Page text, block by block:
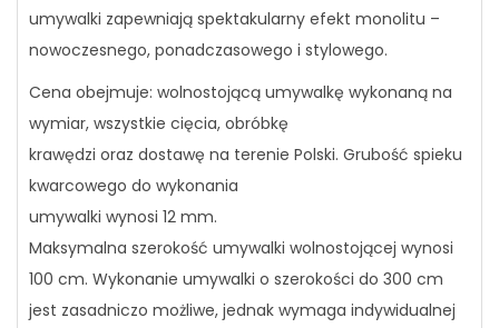
umywalki zapewniają spektakularny efekt monolitu –
nowoczesnego, ponadczasowego i stylowego.
Cena obejmuje: wolnostojącą umywalkę wykonaną na
wymiar, wszystkie cięcia, obróbkę
krawędzi oraz dostawę na terenie Polski. Grubość spieku
kwarcowego do wykonania
umywalki wynosi 12 mm.
Maksymalna szerokość umywalki wolnostojącej wynosi
100 cm. Wykonanie umywalki o szerokości do 300 cm
jest zasadniczo możliwe, jednak wymaga indywidualnej